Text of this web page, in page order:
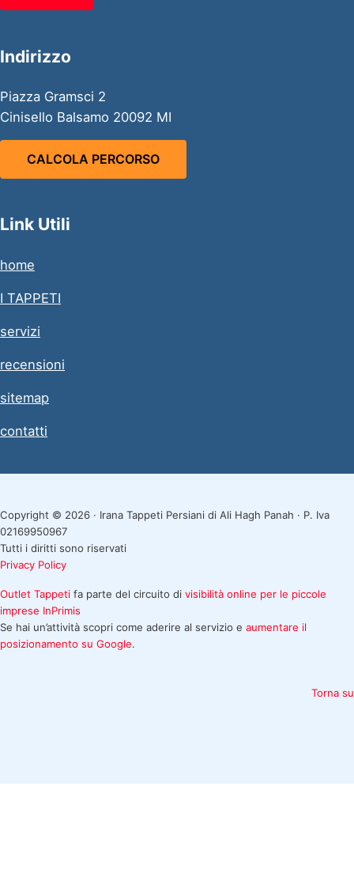
Indirizzo
Piazza Gramsci 2
Cinisello Balsamo 20092 MI
CALCOLA PERCORSO
Link Utili
home
I TAPPETI
servizi
recensioni
sitemap
contatti
Copyright © 2026 · Irana Tappeti Persiani di Ali Hagh Panah · P. Iva
02169950967
Tutti i diritti sono riservati
Privacy Policy
Outlet Tappeti fa parte del circuito divisibilità online per le piccole
imprese InPrimis
Se hai un’attività scopri come aderire al servizio eaumentare il
posizionamento su Google.
Torna su